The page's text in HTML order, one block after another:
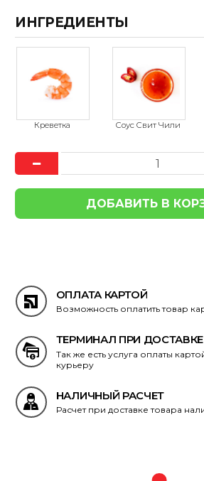
ИНГРЕДИЕНТЫ
ОПЛАТА КАРТОЙ
Возможность оплатить товар
ТЕРМИНАЛ ПРИ ДОСТАВКЕ
Так же есть услуга оплаты
курьеру
НАЛИЧНЫЙ РАСЧЕТ
Расчет при доставке товара